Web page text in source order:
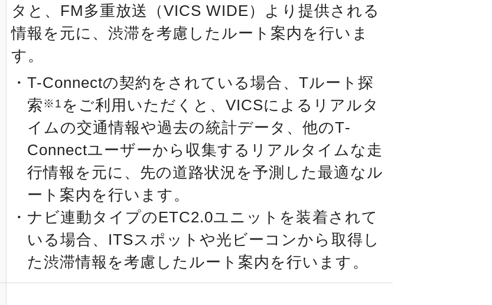
タと、FM多重放送（VICS WIDE）より提供される
情報を元に、渋滞を考慮したルート案内を行いま
す。
T-Connectの契約をされている場合、Tルート探
索※1 をご利用いただくと、VICSによるリアルタ
イムの交通情報や過去の統計データ、他のT-
Connectユーザーから収集するリアルタイムな走
行情報を元に、先の道路状況を予測した最適なル
ート案内を行います。
ナビ連動タイプのETC2.0ユニットを装着されて
いる場合、ITSスポットや光ビーコンから取得し
た渋滞情報を考慮したルート案内を行います。